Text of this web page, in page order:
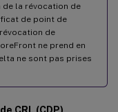
la révocation de
de point de
de
ne prend en
ne sont pas prises
CRL (CDP)